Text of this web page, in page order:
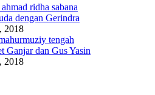
dengan Gerindra
2018
Ganjar dan Gus Yasin
2018